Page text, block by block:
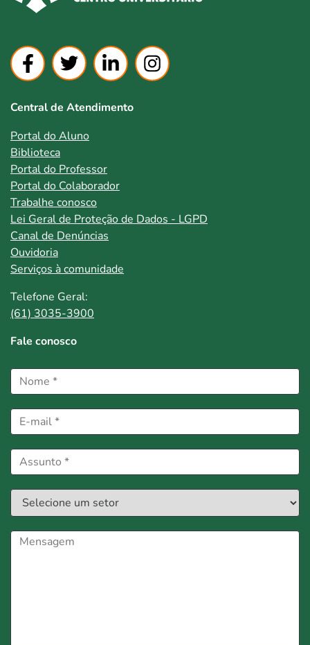
Central de Atendimento
Portal do Aluno
Biblioteca
Portal do Professor
Portal do Colaborador
Trabalhe conosco
Lei Geral de Proteção de Dados - LGPD
Canal de Denúncias
Ouvidoria
Serviços à comunidade
Telefone Geral:
(61) 3035-3900
Fale conosco